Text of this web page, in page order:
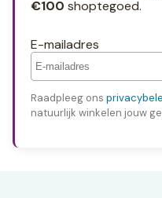
€100 shoptegoed.
E-mailadres
Raadpleeg ons
natuurlijk winkelen jouw